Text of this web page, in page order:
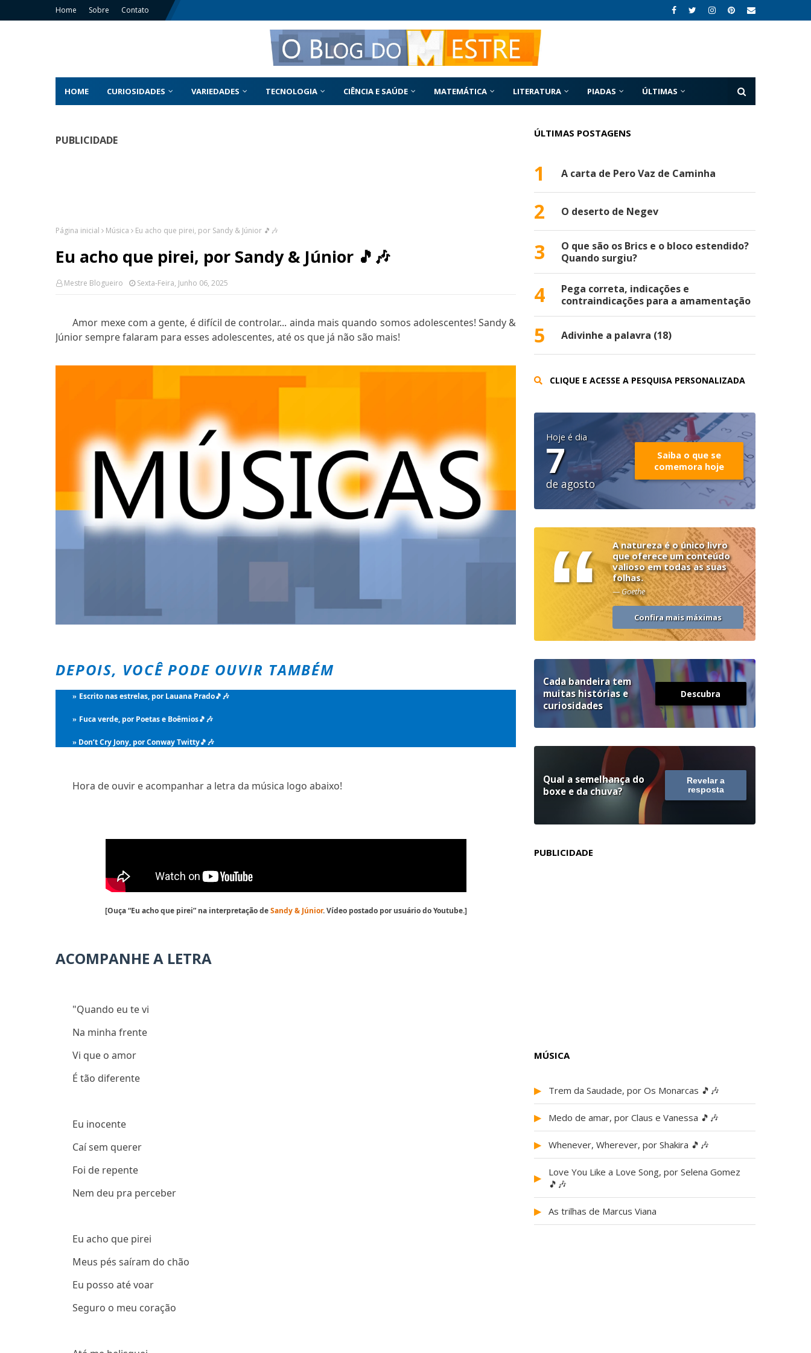
Home Sobre Contato
HOME CURIOSIDADES VARIEDADES TECNOLOGIA CIÊNCIA E SAÚDE MATEMÁTICA LITERATURA PIADAS ÚLTIMAS
PUBLICIDADE
Página inicial Música Eu acho que pirei, por Sandy & Júnior 🎵🎶
Eu acho que pirei, por Sandy & Júnior 🎵🎶
Mestre Blogueiro Sexta-Feira, Junho 06, 2025
Amor mexe com a gente, é difícil de controlar... ainda mais quando somos adolescentes! Sandy &
Júnior sempre falaram para esses adolescentes, até os que já não são mais!
DEPOIS, VOCÊ PODE OUVIR TAMBÉM
» Escrito nas estrelas, por Lauana Prado🎵🎶
» Fuca verde, por Poetas e Boêmios🎵🎶
» Don’t Cry Jony, por Conway Twitty🎵🎶
Hora de ouvir e acompanhar a letra da música logo abaixo!
[Ouça “Eu acho que pirei” na interpretação deSandy & Júnior. Vídeo postado por usuário do Youtube.]
ACOMPANHE A LETRA
"Quando eu te vi
Na minha frente
Vi que o amor
É tão diferente
Eu inocente
Caí sem querer
Foi de repente
Nem deu pra perceber
Eu acho que pirei
Meus pés saíram do chão
Eu posso até voar
Seguro o meu coração
ÚLTIMAS POSTAGENS
1 A carta de Pero Vaz de Caminha
2 O deserto de Negev
3
O que são os Brics e o bloco estendido?
Quando surgiu?
4
Pega correta, indicações e
contraindicações para a amamentação
5 Adivinhe a palavra (18)
CLIQUE E ACESSE A PESQUISA PERSONALIZADA
Hoje é dia
7
de agosto
Saiba o que se
comemora hoje
“
A natureza é o único livro
que oferece um conteúdo
valioso em todas as suas
folhas.
— Goethe
Confira mais máximas
Cada bandeira tem
muitas histórias e
curiosidades
Descubra
Qual a semelhança do
boxe e da chuva?
Revelar a
resposta
PUBLICIDADE
MÚSICA
▶ Trem da Saudade, por Os Monarcas 🎵🎶
▶ Medo de amar, por Claus e Vanessa 🎵🎶
▶ Whenever, Wherever, por Shakira 🎵🎶
▶
Love You Like a Love Song, por Selena Gomez
🎵🎶
▶ As trilhas de Marcus Viana